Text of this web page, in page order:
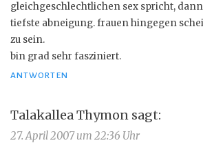
gleichgeschlechtlichen sex spricht,
tiefste abneigung. frauen hingegen
zu sein.
bin grad sehr fasziniert.
ANTWORTEN
Talakallea Thymon sagt:
27. April 2007 um 22:36 Uhr